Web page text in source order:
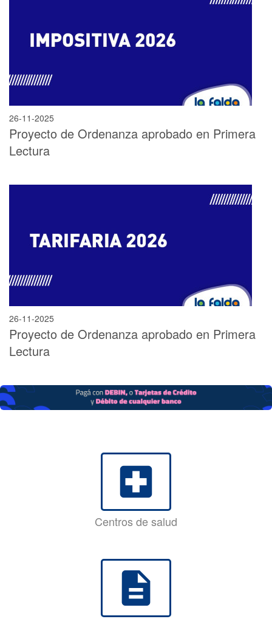
26-11-2025
Proyecto de Ordenanza aprobado en Primera
Lectura
26-11-2025
Proyecto de Ordenanza aprobado en Primera
Lectura
local_hospital
Centros de salud
description